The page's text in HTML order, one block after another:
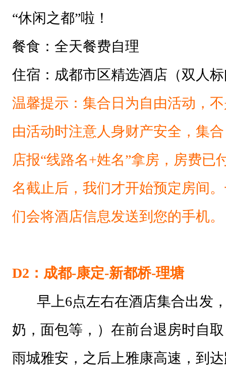
“休闲之都”啦！
餐食：全天餐费自理
住宿：成都市区精选酒店（双人
温馨提示：集合日为自由活动，
由活动时注意人身财产安全，集
店报“线路名+姓名”拿房，房费已
名截止后，我们才开始预定房间
们会将酒店信息发送到您的手机。
D2：成都-康定-新都桥-理塘
早上6点左右在酒店集合出发
奶，面包等，）在前台退房时自
雨城雅安，之后上雅康高速，到